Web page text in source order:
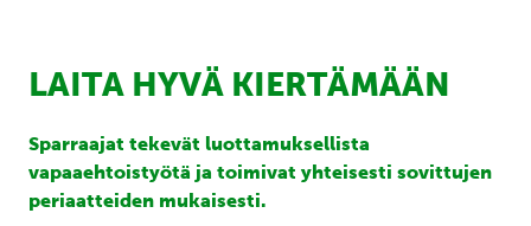
LAITA HYVÄ KIERTÄMÄÄN
Sparraajat tekevät luottamuksellista
vapaaehtoistyötä ja toimivat yhteisesti sovittujen
periaatteiden mukaisesti.